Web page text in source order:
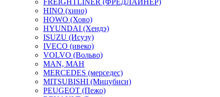
HINO (хино)
HOWO (Хово)
HYUNDAI (Хендэ)
ISUZU (Исузу)
IVECO (ивеко)
VOLVO (Вольво)
MAN, МАН
MERCEDES (мерседес)
MITSUBISHI (Мицубиси)
PEUGEOT (Пежо)